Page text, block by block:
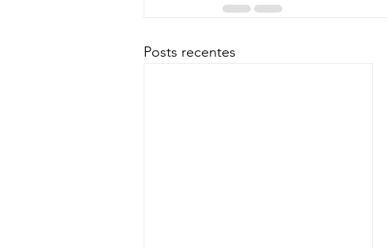
Posts recentes